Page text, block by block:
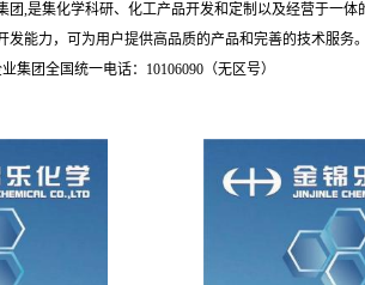
,是集化学科研、化工产品开发和定制以及经营于一体
能力，可为用户提供高品质的产品和完善的技术服务
团全国统一电话：10106090（无区号）